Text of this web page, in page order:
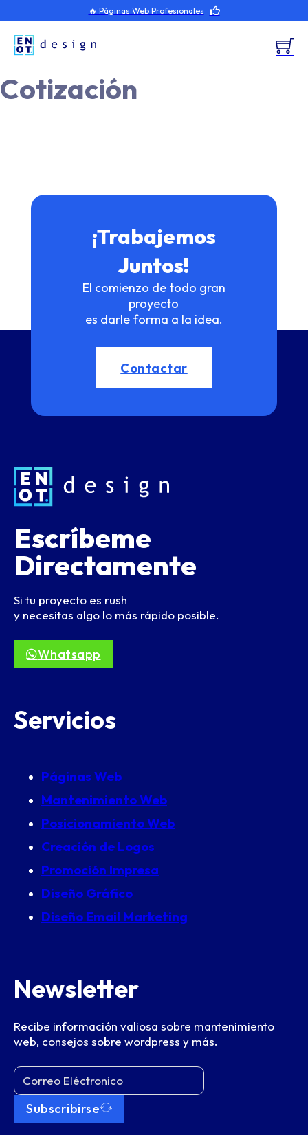
🔥 Páginas Web Profesionales
Cotización
¡Trabajemos
Juntos!
El comienzo de todo gran
proyecto
es darle forma a la idea.
Contactar
Escríbeme
Directamente
Si tu proyecto es rush
y necesitas algo lo más rápido posible.
Whatsapp
Servicios
Páginas Web
Mantenimiento Web
Posicionamiento Web
Creación de Logos
Promoción Impresa
Diseño Gráfico
Diseño Email Marketing
Newsletter
Recibe información valiosa sobre mantenimiento
web, consejos sobre wordpress y más.
Subscribirse